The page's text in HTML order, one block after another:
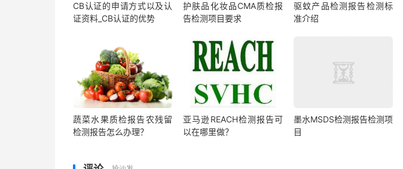
CB认证的申请方式以及认
证资料_CB认证的优势
护肤品化妆品CMA质检报
告检测项目要求
驱蚊产品检测报告检测标
准介绍
蔬菜水果质检报告农残留
检测报告怎么办理？
亚马逊REACH检测报告可
以在哪里做？
墨水MSDS检测报告检测项
目